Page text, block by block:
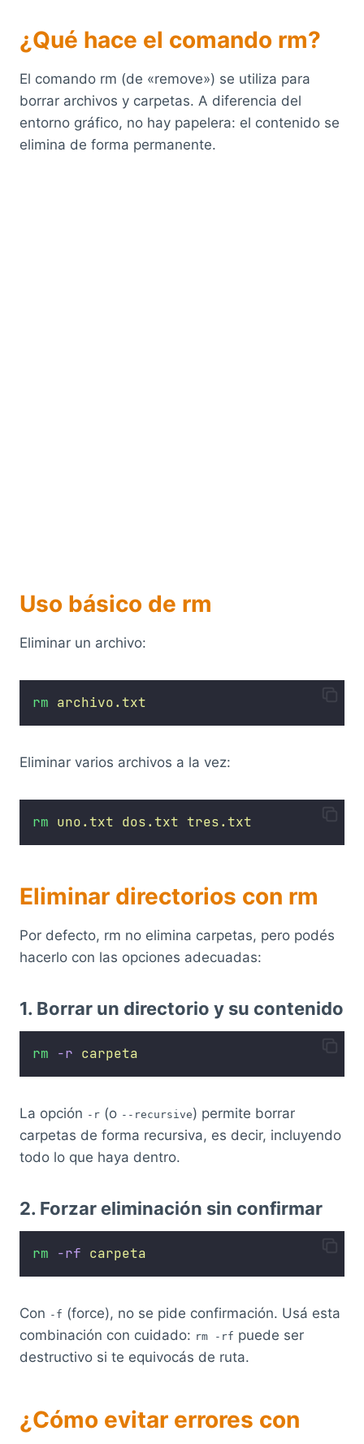
¿Qué hace el comando rm?
El comando rm (de «remove») se utiliza para
borrar archivos y carpetas. A diferencia del
entorno gráfico, no hay papelera: el contenido se
elimina de forma permanente.
Uso básico de rm
Eliminar un archivo:
rm archivo.txt
Eliminar varios archivos a la vez:
rm uno.txt dos.txt tres.txt
Eliminar directorios con rm
Por defecto, rm no elimina carpetas, pero podés
hacerlo con las opciones adecuadas:
1. Borrar un directorio y su contenido
rm -r carpeta
La opción -r (o --recursive) permite borrar
carpetas de forma recursiva, es decir, incluyendo
todo lo que haya dentro.
2. Forzar eliminación sin confirmar
rm -rf carpeta
Con -f (force), no se pide confirmación. Usá esta
combinación con cuidado: rm -rf puede ser
destructivo si te equivocás de ruta.
¿Cómo evitar errores con